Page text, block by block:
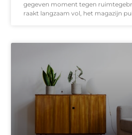
gegeven moment tegen
raakt langzaam vol, het magazijn